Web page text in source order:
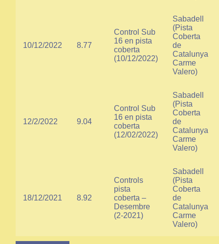
10/12/2022 8.77
Control Sub
16 en pista
coberta
(10/12/2022)
Sabadell
(Pista
Coberta
de
Catalunya
Carme
Valero)
12/2/2022 9.04
Control Sub
16 en pista
coberta
(12/02/2022)
Sabadell
(Pista
Coberta
de
Catalunya
Carme
Valero)
18/12/2021 8.92
Controls
pista
coberta –
Desembre
(2-2021)
Sabadell
(Pista
Coberta
de
Catalunya
Carme
Valero)